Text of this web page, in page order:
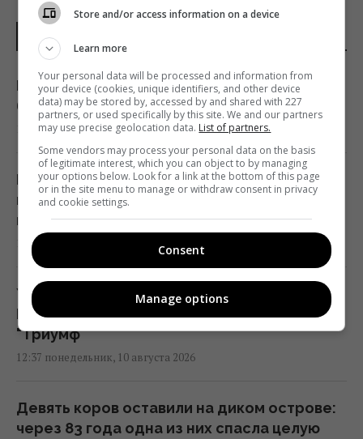
НОВОСТИ УКРАИНЫ И МИРА
Россия планирует запускать до 200
баллистик за одну атаку, - Мадяр
13:04 понедельник, 10 августа 2026
В Европе бьют тревогу из-за резкого
всплеска венерических заболеваний: в чём
причина
12:47 понедельник, 10 августа 2026
Убытки на десятки миллионов долларов: в
Крыму бойцы ГУР сожгли 2 установки С-400
"Триумф"
12:37 понедельник, 10 августа 2026
Девять коров оставили на диком острове:
через 83 года одна из них спасла целую
Store and/or access information on a device
Learn more
Your personal data will be processed and information from
your device (cookies, unique identifiers, and other device
data) may be stored by, accessed by and shared with 227
partners, or used specifically by this site. We and our partners
may use precise geolocation data. List of partners.
Some vendors may process your personal data on the basis
of legitimate interest, which you can object to by managing
your options below. Look for a link at the bottom of this page
or in the site menu to manage or withdraw consent in privacy
and cookie settings.
Consent
Manage options